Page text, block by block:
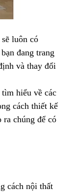
luôn có
đang trang
và thay đổi
hiểu về các
cách thiết kế
ra chúng để có
cách nội thất